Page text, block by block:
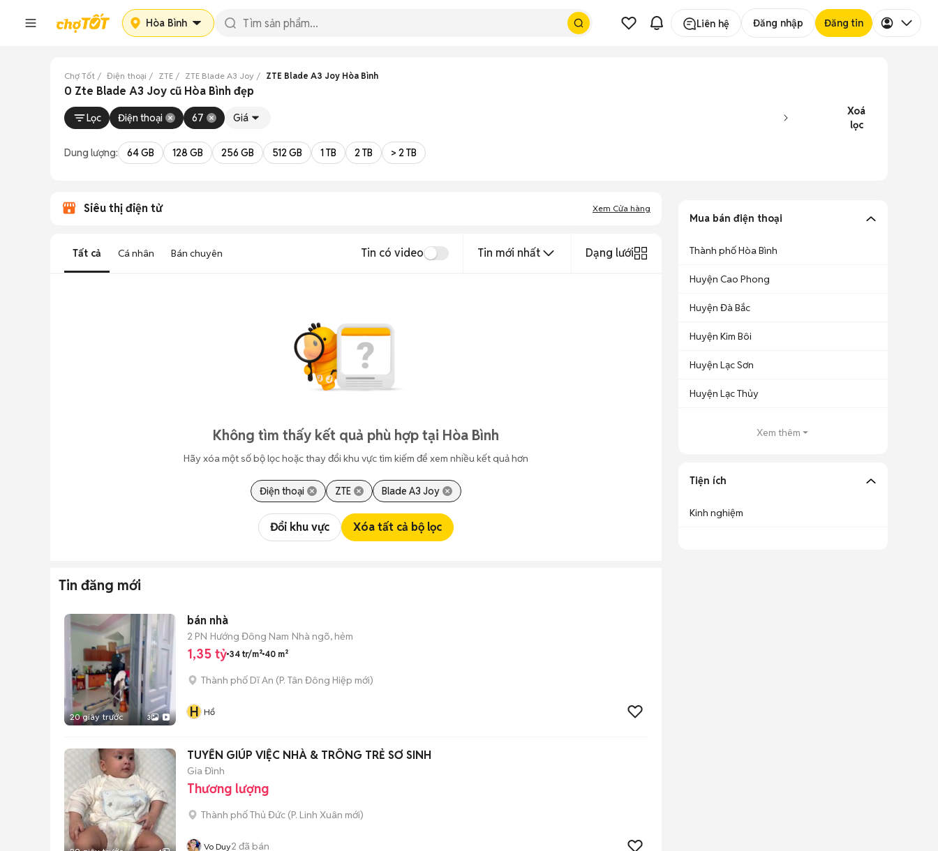
Hòa Bình Liên hệ Đăng nhập Đăng tin
Chợ Tốt Điện thoại ZTE ZTE Blade A3 Joy ZTE Blade A3 Joy Hòa Bình
0 Zte Blade A3 Joy cũ Hòa Bình đẹp
Lọc Điện thoại 67 Giá
Xoá
lọc
Dung lượng: 64 GB 128 GB 256 GB 512 GB 1 TB 2 TB > 2 TB
Siêu thị điện tử Xem Cửa hàng
Tất cả Cá nhân Bán chuyên Tin có video Tin mới nhất Dạng lưới
Không tìm thấy kết quả phù hợp tại Hòa Bình
Hãy xóa một số bộ lọc hoặc thay đổi khu vực tìm kiếm để xem nhiều kết quả hơn
Điện thoại ZTE Blade A3 Joy
Đổi khu vực Xóa tất cả bộ lọc
Tin đăng mới
20 giây trước 3
bán nhà
2 PN Hướng Đông Nam Nhà ngõ, hẻm
1,35 tỷ 34 tr/m² 40 m²
Thành phố Dĩ An (P. Tân Đông Hiệp mới)
H Hổ
TUYỂN GIÚP VIỆC NHÀ & TRÔNG TRẺ SƠ SINH
Gia Đình
Thương lượng
Thành phố Thủ Đức (P. Linh Xuân mới)
Vo Duy2 đã bán
Mua bán điện thoại
Thành phố Hòa Bình
Huyện Cao Phong
Huyện Đà Bắc
Huyện Kim Bôi
Huyện Lạc Sơn
Huyện Lạc Thủy
Xem thêm
Tiện ích
Kinh nghiệm